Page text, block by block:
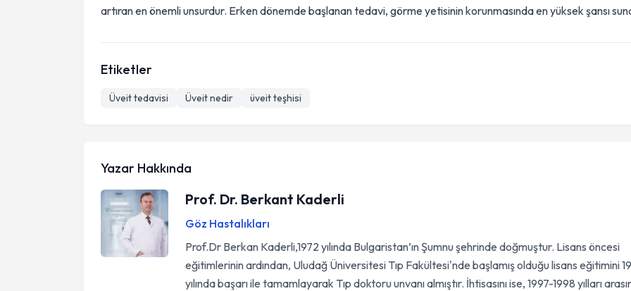
artıran en önemli unsurdur. Erken dönemde başlanan tedavi, görme yetisinin korunmasında en yüksek şansı
Etiketler
Üveit tedavisi Üveit nedir üveit teşhisi
Yazar Hakkında
Prof. Dr. Berkant Kaderli
Göz Hastalıkları
Prof.Dr Berkan Kaderli,1972 yılında Bulgaristan’ın Şumnu şehrinde doğmuştur. Lisans öncesi
eğitimlerinin ardından, Uludağ Üniversitesi Tıp Fakültesi'nde başlamış olduğu lisans eğitimini
yılında başarı ile tamamlayarak Tıp doktoru unvanı almıştır. İhtisasını ise, 1997-1998 yılları